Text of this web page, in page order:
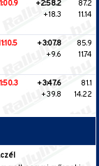
+2:58.2
+18.3
87.2
11.14
+3:07.8
+9.6
85.9
11.74
+3:47.6
+39.8
81.1
14.22